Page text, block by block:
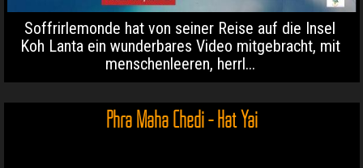
Soffrirlemonde hat von seiner Reise auf die Insel
Koh Lanta ein wunderbares Video mitgebracht, mit
menschenleeren, herrl...
Phra Maha Chedi - Hat Yai